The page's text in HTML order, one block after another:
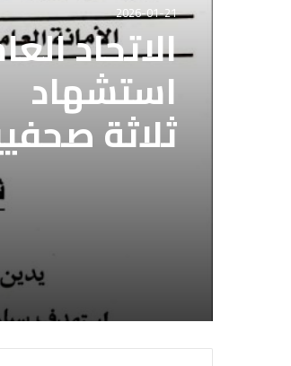
2026-01-21
الاتحاد
استشهاد
ثلاثة